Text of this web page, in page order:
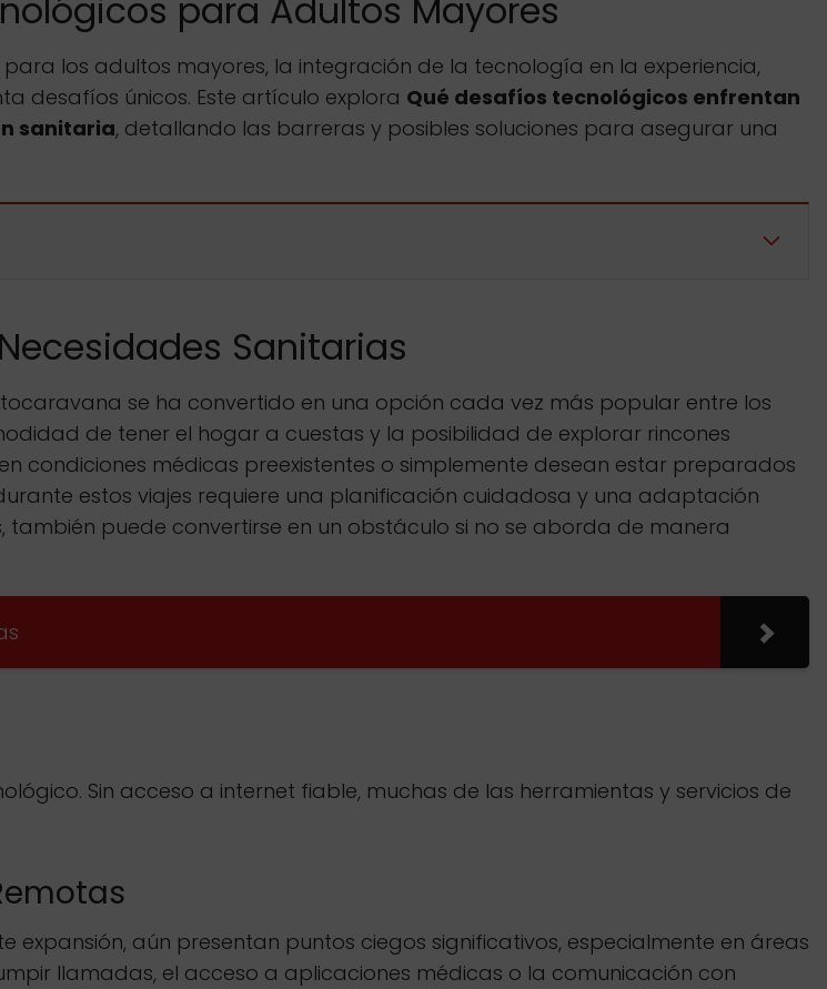
para Adultos Mayores
los adultos mayores, la integración de la tecnología en la experiencia,
desafíos únicos. Este artículo explora Qué desafíos tecnológicos enfrentan
sanitaria, detallando las barreras y posibles soluciones para asegurar una
Sanitarias
se ha convertido en una opción cada vez más popular entre los
de tener el hogar a cuestas y la posibilidad de explorar rincones
condiciones médicas preexistentes o simplemente desean estar preparados
estos viajes requiere una planificación cuidadosa y una adaptación
puede convertirse en un obstáculo si no se aborda de manera
Sin acceso a internet fiable, muchas de las herramientas y servicios de
expansión, aún presentan puntos ciegos significativos, especialmente en áreas
llamadas, el acceso a aplicaciones médicas o la comunicación con